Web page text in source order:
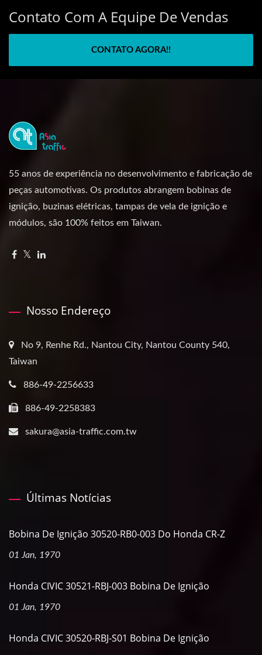
Contato Com A Equipe De Vendas
CONTATO AGORA!!
55 anos de experiência no desenvolvimento e fabricação de
peças automotivas. Os produtos abrangem bobinas de
ignição, buzinas elétricas, tampas de vela de ignição e
módulos, são 100% feitos em Taiwan.
Nosso Endereço
No 9, Renhe Rd., Nantou City, Nantou County 540,
Taiwan
886-49-2256633
886-49-2258383
sakura@asia-traffic.com.tw
Últimas Notícias
Bobina De Ignição 30520-RB0-003 Do Honda CR-Z
01 Jan, 1970
Honda CIVIC 30521-RBJ-003 Bobina De Ignição
01 Jan, 1970
Honda CIVIC 30520-RBJ-S01 Bobina De Ignição